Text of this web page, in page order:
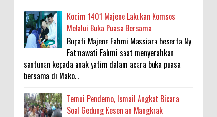
Kodim 1401 Majene Lakukan Komsos
Melalui Buka Puasa Bersama
Bupati Majene Fahmi Massiara beserta Ny
Fatmawati Fahmi saat menyerahkan
santunan kepada anak yatim dalam acara buka puasa
bersama di Mako...
Temui Pendemo, Ismail Angkat Bicara
Soal Gedung Kesenian Mangkrak